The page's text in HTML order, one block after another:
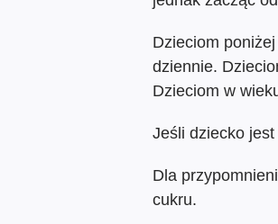
Dzieciom
dziennie.
Dzieciom w
Jeśli dziecko
Dla
cukru.